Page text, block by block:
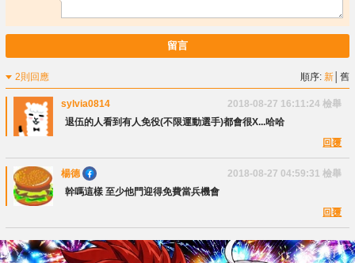
留言
2則回應 順序:新 │舊
sylvia0814 2018-08-27 16:11:24 檢舉
退伍的人看到有人免役(不限運動選手)都會很X...哈哈
回覆
楊德 2018-08-27 04:59:31 檢舉
幹嗎這樣 至少他門迎得免費當兵機會
回覆